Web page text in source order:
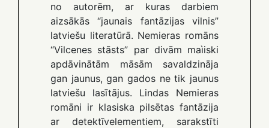
no autorēm, ar kuras darbiem
aizsākās “jaunais fantāzijas vilnis”
latviešu literatūrā. Nemieras romāns
“Vilcenes stāsts” par divām maìiski
apdāvinātām māsām savaldzināja
gan jaunus, gan gados ne tik jaunus
latviešu lasītājus. Lindas Nemieras
romāni ir klasiska pilsētas fantāzija
ar detektīvelementiem, sarakstīti